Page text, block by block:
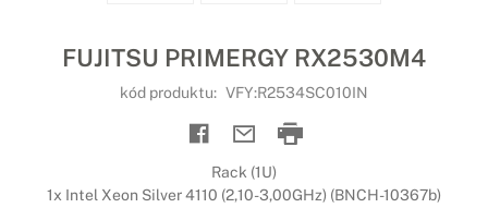
FUJITSU PRIMERGY RX2530M4
kód produktu: VFY:R2534SC010IN
Rack (1U)
1x Intel Xeon Silver 4110 (2,10-3,00GHz) (BNCH-10367b)